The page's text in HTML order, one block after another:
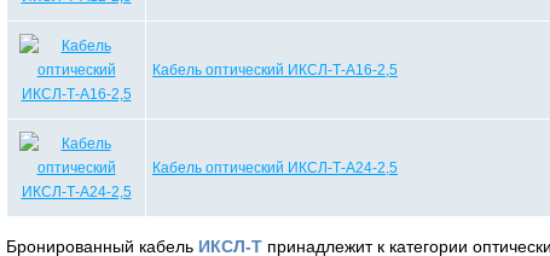
Кабель оптический ИКСЛ-Т-А16-2,5
Кабель оптический ИКСЛ-Т-А24-2,5
Бронированный кабель ИКСЛ-Т принадлежит к категории